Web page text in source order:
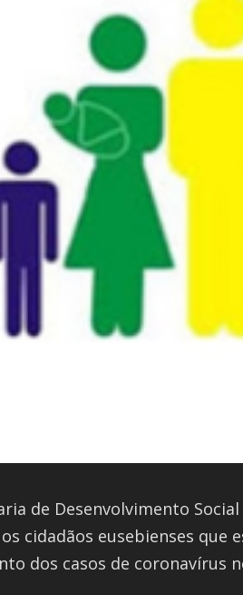
de Desenvolvimento
cidadãos eusebienses
dos casos de coronavírus